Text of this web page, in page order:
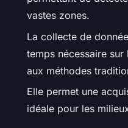
vastes zones.
La collecte de
temps nécessaire
aux méthodes
Elle permet une
idéale pour les